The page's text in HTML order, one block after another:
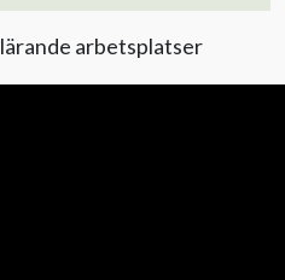
arbetsplatser